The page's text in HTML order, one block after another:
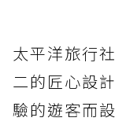
太平洋旅行
二的匠心設
驗的遊客而